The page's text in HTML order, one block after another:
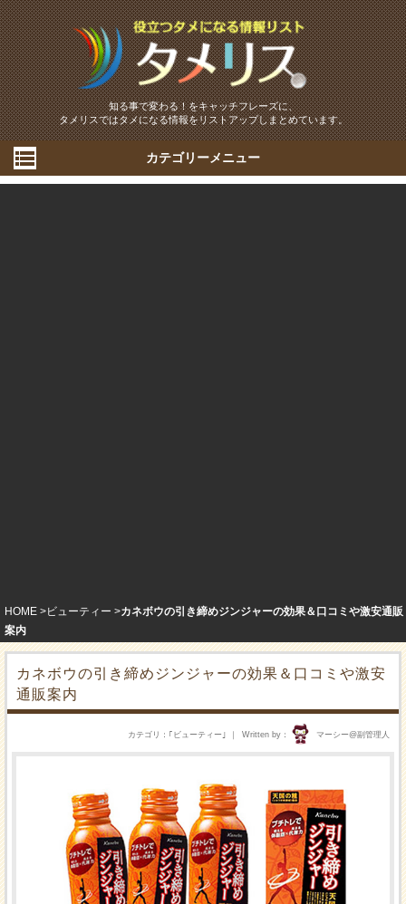
知る事で変わる！をキャッチフレーズに、
タメリスではタメになる情報をリストアップしまとめています。
カテゴリーメニュー
HOME ビューティー
カネボウの引き締めジンジャーの効果＆口コミや激安通販
案内
カネボウの引き締めジンジャーの効果＆口コミや激安
通販案内
Written by マーシー@副管理人
カテゴリ ｢ ビューティー ｣